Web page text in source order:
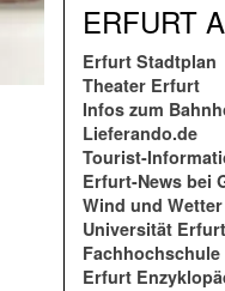
ERFURT
Erfurt Stadtplan
Theater Erfurt
Infos zum
Lieferando.de
Tourist-
Erfurt-News bei
Wind und Wetter
Universität Erfurt
Erfurt